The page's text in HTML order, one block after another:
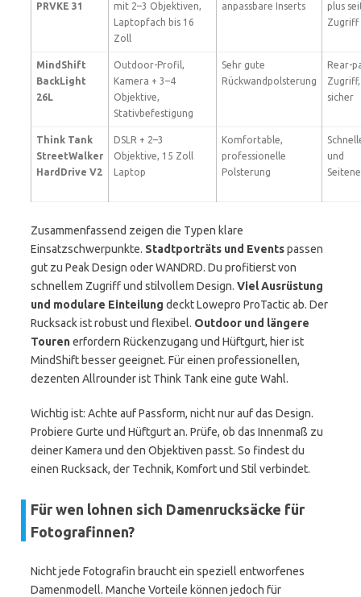
PRVKE 31
mit 2–3 Objektiven,
Laptopfach bis 16
Zoll
anpassbare Inserts
plus
Zugriff
MindShift
BackLight
26L
Outdoor-Profil,
Kamera + 3–4
Objektive,
Stativbefestigung
Sehr gute
Rückwandpolsterung
Rear-
sicher
Think Tank
StreetWalker
HardDrive V2
DSLR + 2–3
Objektive, 15 Zoll
Laptop
Komfortable,
professionelle
Polsterung
und
Zusammenfassend zeigen die Typen klare
Einsatzschwerpunkte. Stadtporträts und Eventspassen
gut zu Peak Design oder WANDRD. Du profitierst von
schnellem Zugriff und stilvollem Design. Viel Ausrüstung
und modulare Einteilung deckt Lowepro ProTactic ab. Der
Rucksack ist robust und flexibel. Outdoor und längere
Tourenerfordern Rückenzugang und Hüftgurt, hier ist
MindShift besser geeignet. Für einen professionellen,
dezenten Allrounder ist Think Tank eine gute Wahl.
Wichtig ist: Achte auf Passform, nicht nur auf das Design.
Probiere Gurte und Hüftgurt an. Prüfe, ob das Innenmaß zu
deiner Kamera und den Objektiven passt. So findest du
einen Rucksack, der Technik, Komfort und Stil verbindet.
Für wen lohnen sich Damenrucksäcke für
Fotografinnen?
Nicht jede Fotografin braucht ein speziell entworfenes
Damenmodell. Manche Vorteile können jedoch für